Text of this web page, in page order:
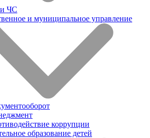
ЧС
и муниципальное управление
коррупции
образование детей